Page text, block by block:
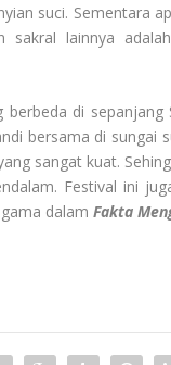
suci. Sementara
sakral lainnya
di sepanjang
bersama di sungai
sangat kuat.
Festival ini
dalamFakta